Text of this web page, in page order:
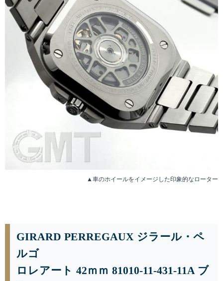
▲車のホイールをイメージした印象的なローター
GIRARD PERREGAUX ジラール・ペ
ルゴ
ロレアート 42ｍｍ 81010-11-431-11A ブ